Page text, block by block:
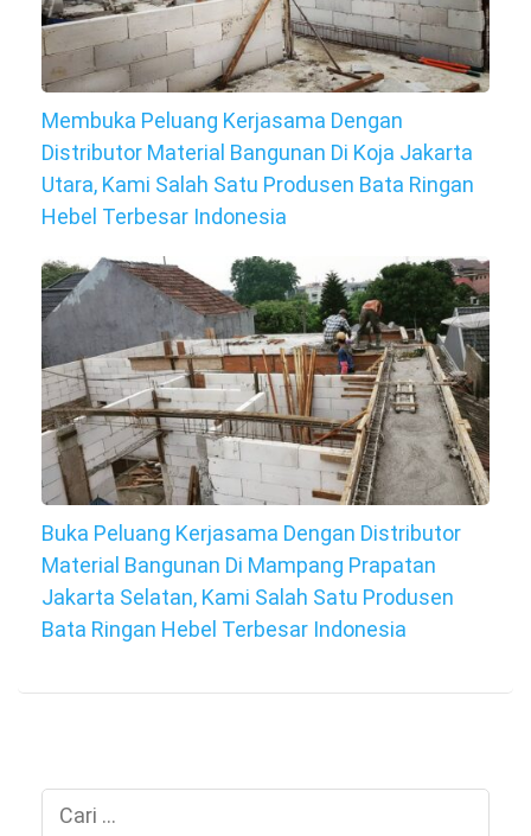
Membuka Peluang Kerjasama Dengan
Distributor Material Bangunan Di Koja Jakarta
Utara, Kami Salah Satu Produsen Bata Ringan
Hebel Terbesar Indonesia
Buka Peluang Kerjasama Dengan Distributor
Material Bangunan Di Mampang Prapatan
Jakarta Selatan, Kami Salah Satu Produsen
Bata Ringan Hebel Terbesar Indonesia
Cari